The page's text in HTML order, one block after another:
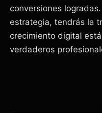
conversiones
estrategia, tendrás la
crecimiento digital
verdaderos